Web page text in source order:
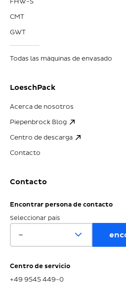
CMT
GWT
Todas las máquinas de envasado
LoeschPack
Acerca de nosotros
Piepenbrock Blog
Centro de descarga
Contacto
Contacto
Encontrar persona de contacto
Seleccionar país
Centro de servicio
+49 9545 449-0